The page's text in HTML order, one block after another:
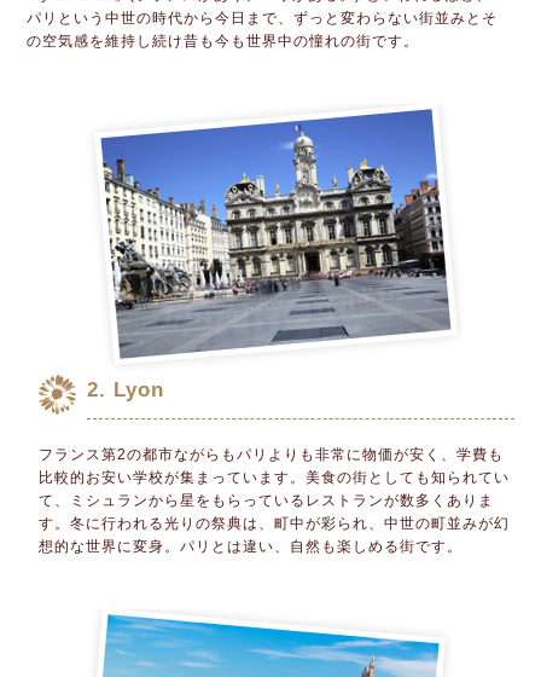
パリという中世の時代から今日まで、ずっと変わらない街並みとそ
の空気感を維持し続け昔も今も世界中の憧れの街です。
2. Lyon
フランス第2の都市ながらもパリよりも非常に物価が安く、学費も
比較的お安い学校が集まっています。美食の街としても知られてい
て、ミシュランから星をもらっているレストランが数多くありま
す。冬に行われる光りの祭典は、町中が彩られ、中世の町並みが幻
想的な世界に変身。パリとは違い、自然も楽しめる街です。